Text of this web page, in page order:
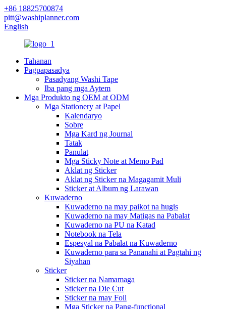
+86 18825700874
pitt@washiplanner.com
English
Tahanan
Pagpapasadya
Pasadyang Washi Tape
Iba pang mga Aytem
Mga Produkto ng OEM at ODM
Mga Stationery at Papel
Kalendaryo
Sobre
Mga Kard ng Journal
Tatak
Panulat
Mga Sticky Note at Memo Pad
Aklat ng Sticker
Aklat ng Sticker na Magagamit Muli
Sticker at Album ng Larawan
Kuwaderno
Kuwaderno na may paikot na hugis
Kuwaderno na may Matigas na Pabalat
Kuwaderno na PU na Katad
Notebook na Tela
Espesyal na Pabalat na Kuwaderno
Kuwaderno para sa Pananahi at Pagtahi ng
Siyahan
Sticker
Sticker na Namamaga
Sticker na Die Cut
Sticker na may Foil
Mga Sticker na Pang-functional